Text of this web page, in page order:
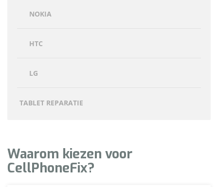
NOKIA
HTC
LG
TABLET REPARATIE
Waarom kiezen voor
CellPhoneFix?